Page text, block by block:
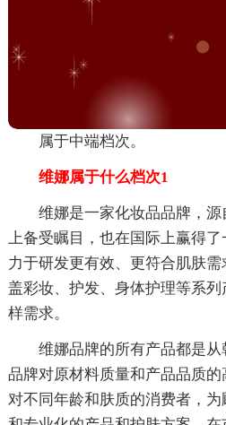
属于中端档次。
维娜属于什么档次1
维娜是一家化妆品品牌，
上备受瞩目，也在国际上赢得
力于研发更有效、更符合肌肤
盖彩妆、护发、身体护理等系
样需求。
维娜品牌的所有产品都是
品牌对原材料质量和产品品质
对不同年龄和肤质的消费者，